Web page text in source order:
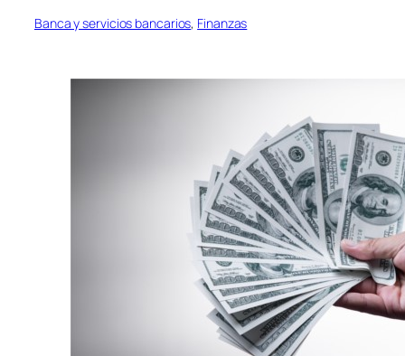
Banca y servicios bancarios, Finanzas